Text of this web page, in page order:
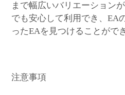
まで幅広いバリエーション
でも安心して利用でき、EA
ったEAを見つけることがで
注意事項